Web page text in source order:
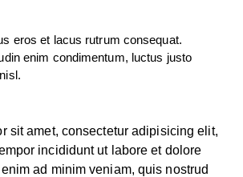
eros et lacus rutrum consequat.
enim condimentum, luctus justo
sit amet, consectetur adipisicing elit,
incididunt ut labore et dolore
ad minim veniam, quis nostrud